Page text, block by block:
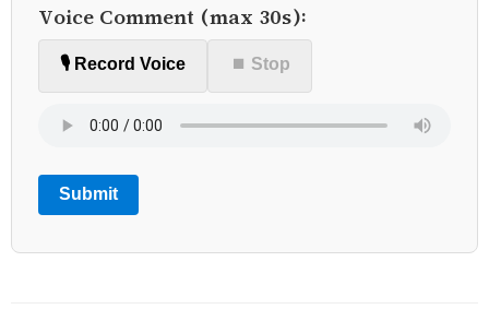
Voice Comment (max 30s):
🎙️ Record Voice ⏹ Stop
Submit